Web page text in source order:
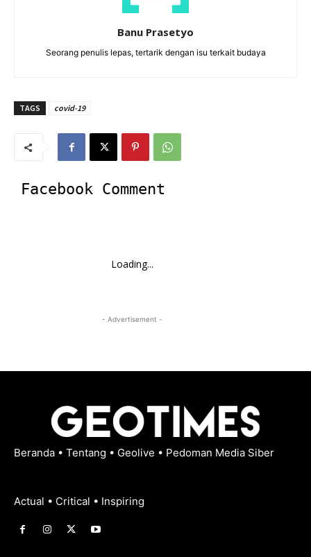
Banu Prasetyo
Seorang penulis lepas, tertarik dengan isu terkait budaya
TAGS covid-19
Facebook Comment
Loading...
- Advertisement -
Beranda • Tentang • Geolive • Pedoman Media Siber
Actual • Critical • Inspiring